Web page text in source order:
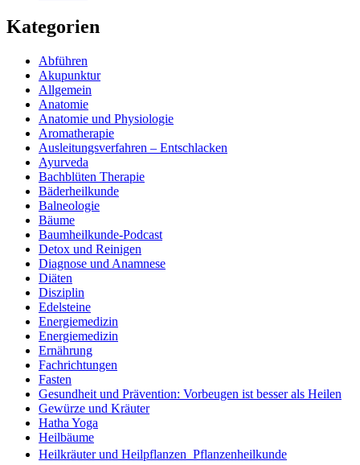
Kategorien
Abführen
Akupunktur
Allgemein
Anatomie
Anatomie und Physiologie
Aromatherapie
Ausleitungsverfahren – Entschlacken
Ayurveda
Bachblüten Therapie
Bäderheilkunde
Balneologie
Bäume
Baumheilkunde-Podcast
Detox und Reinigen
Diagnose und Anamnese
Diäten
Disziplin
Edelsteine
Energiemedizin
Energiemedizin
Ernährung
Fachrichtungen
Fasten
Gesundheit und Prävention: Vorbeugen ist besser als Heilen
Gewürze und Kräuter
Hatha Yoga
Heilbäume
Heilkräuter und Heilpflanzen  Pflanzenheilkunde